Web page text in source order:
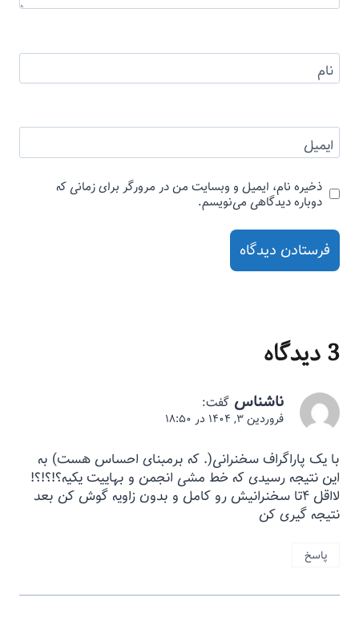
نام
ایمیل
ذخیره نام، ایمیل و وبسایت من در مرورگر برای زمانی که
دوباره دیدگاهی می‌نویسم.
3 دیدگاه
ناشناس گفت:
فروردین ۳, ۱۴۰۴ در ۱۸:۵۰
با یک پاراگراف سخنرانی(. که برمبنای احساس هست) به
این نتیجه رسیدی که خط مشی انجمن و بهاییت یکیه؟!؟!؟!
لااقل ۴تا سخنرانیش رو کامل و بدون زاویه گوش کن بعد
نتیجه گیری کن
پاسخ